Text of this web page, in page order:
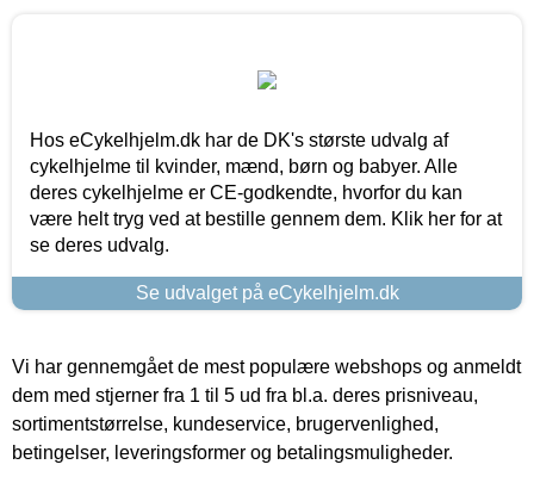
Hos eCykelhjelm.dk har de DK's største udvalg af
cykelhjelme til kvinder, mænd, børn og babyer. Alle
deres cykelhjelme er CE-godkendte, hvorfor du kan
være helt tryg ved at bestille gennem dem. Klik her for at
se deres udvalg.
Se udvalget på eCykelhjelm.dk
Vi har gennemgået de mest populære webshops og anmeldt
dem med stjerner fra 1 til 5 ud fra bl.a. deres prisniveau,
sortimentstørrelse, kundeservice, brugervenlighed,
betingelser, leveringsformer og betalingsmuligheder.